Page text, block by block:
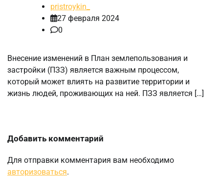
pristroykin_
27 февраля 2024
0
Внесение изменений в План землепользования и
застройки (ПЗЗ) является важным процессом,
который может влиять на развитие территории и
жизнь людей, проживающих на ней. ПЗЗ является […]
Добавить комментарий
Для отправки комментария вам необходимо
авторизоваться.